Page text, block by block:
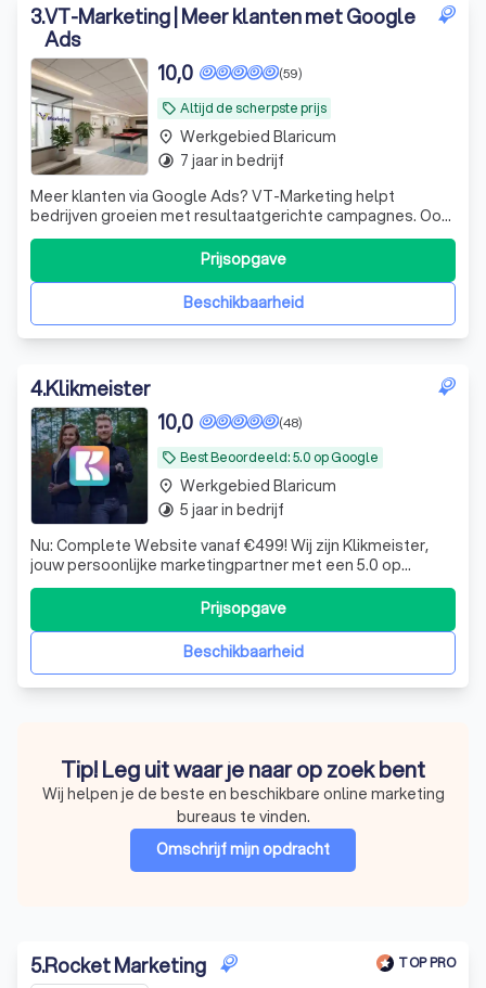
3.VT-Marketing | Meer klanten met Google
Ads
local_offer Altijd de scherpste prijs
(59)
10,0
Meer klanten via Google Ads? VT-Marketing helpt
bedrijven groeien met resultaatgerichte campagnes. Ook
voor websites, SEO en complete online marketing ben je
bij ons aan het juiste adres.
Beschikbaarheid
Prijsopgave
place Werkgebied Blaricum
timelapse 7 jaar in bedrijf
4.Klikmeister
local_offer Best Beoordeeld: 5.0 op Google
(48)
10,0
Nu: Complete Website vanaf €499! Wij zijn Klikmeister,
jouw persoonlijke marketingpartner met een 5.0 op
Google Reviews. Wij zetten jouw bedrijf op de kaart.
Beschikbaarheid
Prijsopgave
place Werkgebied Blaricum
timelapse 5 jaar in bedrijf
Tip! Leg uit waar je naar op zoek bent
Wij helpen je de beste en beschikbare online marketing
bureaus te vinden.
Omschrijf mijn opdracht
5.Rocket Marketing TOP PRO